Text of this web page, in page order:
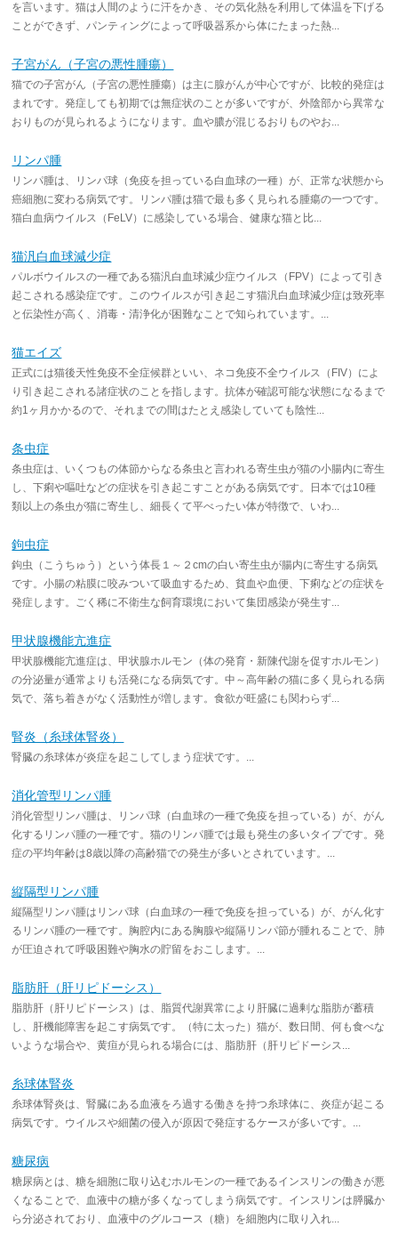
を言います。猫は人間のように汗をかき、その気化熱を利用して体温を下げる
ことができず、パンティングによって呼吸器系から体にたまった熱...
子宮がん（子宮の悪性腫瘍）
猫での子宮がん（子宮の悪性腫瘍）は主に腺がんが中心ですが、比較的発症は
まれです。発症しても初期では無症状のことが多いですが、外陰部から異常な
おりものが見られるようになります。血や膿が混じるおりものやお...
リンパ腫
リンパ腫は、リンパ球（免疫を担っている白血球の一種）が、正常な状態から
癌細胞に変わる病気です。リンパ腫は猫で最も多く見られる腫瘍の一つです。
猫白血病ウイルス（FeLV）に感染している場合、健康な猫と比...
猫汎白血球減少症
パルボウイルスの一種である猫汎白血球減少症ウイルス（FPV）によって引き
起こされる感染症です。このウイルスが引き起こす猫汎白血球減少症は致死率
と伝染性が高く、消毒・清浄化が困難なことで知られています。...
猫エイズ
正式には猫後天性免疫不全症候群といい、ネコ免疫不全ウイルス（FIV）によ
り引き起こされる諸症状のことを指します。抗体が確認可能な状態になるまで
約1ヶ月かかるので、それまでの間はたとえ感染していても陰性...
条虫症
条虫症は、いくつもの体節からなる条虫と言われる寄生虫が猫の小腸内に寄生
し、下痢や嘔吐などの症状を引き起こすことがある病気です。日本では10種
類以上の条虫が猫に寄生し、細長くて平べったい体が特徴で、いわ...
鉤虫症
鉤虫（こうちゅう）という体長１～２cmの白い寄生虫が腸内に寄生する病気
です。小腸の粘膜に咬みついて吸血するため、貧血や血便、下痢などの症状を
発症します。ごく稀に不衛生な飼育環境において集団感染が発生す...
甲状腺機能亢進症
甲状腺機能亢進症は、甲状腺ホルモン（体の発育・新陳代謝を促すホルモン）
の分泌量が通常よりも活発になる病気です。中～高年齢の猫に多く見られる病
気で、落ち着きがなく活動性が増します。食欲が旺盛にも関わらず...
腎炎（糸球体腎炎）
腎臓の糸球体が炎症を起こしてしまう症状です。...
消化管型リンパ腫
消化管型リンパ腫は、リンパ球（白血球の一種で免疫を担っている）が、がん
化するリンパ腫の一種です。猫のリンパ腫では最も発生の多いタイプです。発
症の平均年齢は8歳以降の高齢猫での発生が多いとされています。...
縦隔型リンパ腫
縦隔型リンパ腫はリンパ球（白血球の一種で免疫を担っている）が、がん化す
るリンパ腫の一種です。胸腔内にある胸腺や縦隔リンパ節が腫れることで、肺
が圧迫されて呼吸困難や胸水の貯留をおこします。...
脂肪肝（肝リピドーシス）
脂肪肝（肝リピドーシス）は、脂質代謝異常により肝臓に過剰な脂肪が蓄積
し、肝機能障害を起こす病気です。（特に太った）猫が、数日間、何も食べな
いような場合や、黄疸が見られる場合には、脂肪肝（肝リピドーシス...
糸球体腎炎
糸球体腎炎は、腎臓にある血液をろ過する働きを持つ糸球体に、炎症が起こる
病気です。ウイルスや細菌の侵入が原因で発症するケースが多いです。...
糖尿病
糖尿病とは、糖を細胞に取り込むホルモンの一種であるインスリンの働きが悪
くなることで、血液中の糖が多くなってしまう病気です。インスリンは膵臓か
ら分泌されており、血液中のグルコース（糖）を細胞内に取り入れ...